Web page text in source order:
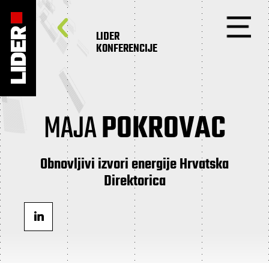
LIDER
KONFERENCIJE
MAJAPOKROVAC
Obnovljivi izvori energije Hrvatska
Direktorica